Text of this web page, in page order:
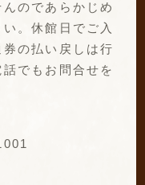
のであらかじめ
。休館日でご入
の払い戻しは行
でもお問合せを